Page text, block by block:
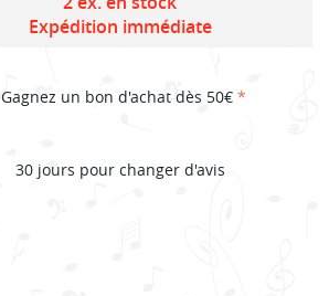
Expédition immédiate
Gagnez un bon d'achat dès 50€ *
30 jours pour changer d'avis